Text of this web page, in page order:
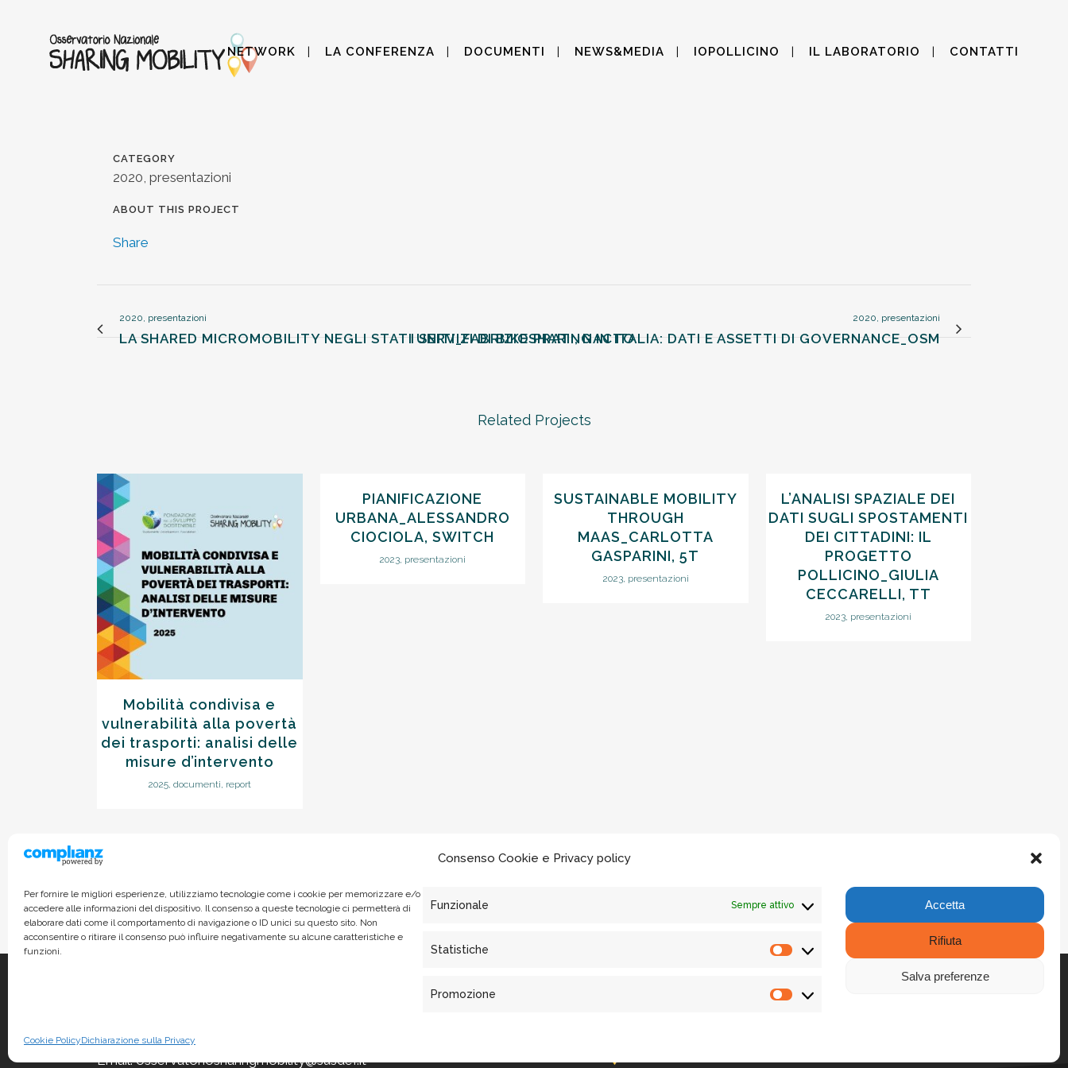
Consenso Cookie e Privacy policy
Per fornire le migliori esperienze, utilizziamo tecnologie come i cookie per memorizzare e/o
accedere alle informazioni del dispositivo. Il consenso a queste tecnologie ci permetterà di
elaborare dati come il comportamento di navigazione o ID unici su questo sito. Non
acconsentire o ritirare il consenso può influire negativamente su alcune caratteristiche e
funzioni.
Funzionale Sempre attivo
Statistiche
Statistiche
Promozione
Promozione
Accetta
Rifiuta
Salva preferenze
Cookie PolicyDichiarazione sulla Privacy
NETWORK LA CONFERENZA DOCUMENTI NEWS&MEDIA IOPOLLICINO IL LABORATORIO CONTATTI
CATEGORY
2020, presentazioni
ABOUT THIS PROJECT
Share
2020, presentazioni
LA SHARED MICROMOBILITY NEGLI STATI UNITI_FABRIZIO PRATI, NACTO
2020, presentazioni
I SERVIZI DI BIKESHARING IN ITALIA: DATI E ASSETTI DI GOVERNANCE_OSM
Related Projects
VIEW
Mobilità condivisa e
vulnerabilità alla povertà
dei trasporti: analisi delle
misure d’intervento
2025, documenti, report
PIANIFICAZIONE
URBANA_ALESSANDRO
CIOCIOLA, SWITCH
2023, presentazioni
SUSTAINABLE MOBILITY
THROUGH
MAAS_CARLOTTA
GASPARINI, 5T
2023, presentazioni
L’ANALISI SPAZIALE DEI
DATI SUGLI SPOSTAMENTI
DEI CITTADINI: IL
PROGETTO
POLLICINO_GIULIA
CECCARELLI, TT
2023, presentazioni
Via Garigliano 61/A - 00198, Roma
Email: osservatoriosharingmobility@susdef.it